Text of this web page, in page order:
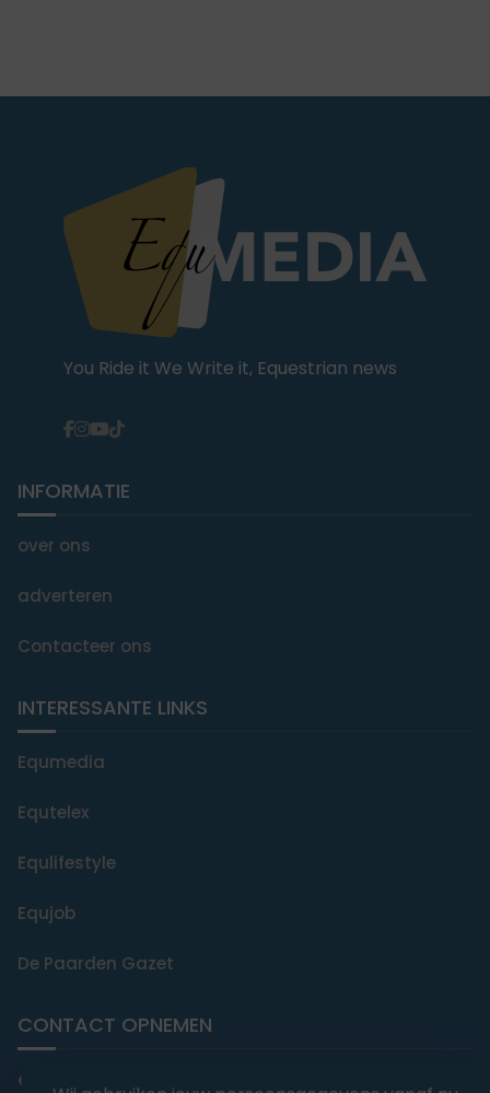
You Ride it We Write it, Equestrian news
INFORMATIE
over ons
adverteren
Contacteer ons
INTERESSANTE LINKS
Equmedia
Equtelex
Equlifestyle
Equjob
De Paarden Gazet
CONTACT OPNEMEN
editorial@equmedia.be